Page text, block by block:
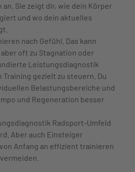
Sie zeigt dir, wie dein Körper
und wo dein aktuelles
nach Gefühl. Das kann
oft zu Stagnation oder
Leistungsdiagnostik
Training gezielt zu steuern. Du
Belastungsbereiche und
und Regeneration besser
Radsport-Umfeld
Aber auch Einsteiger
Anfang an effizient trainieren